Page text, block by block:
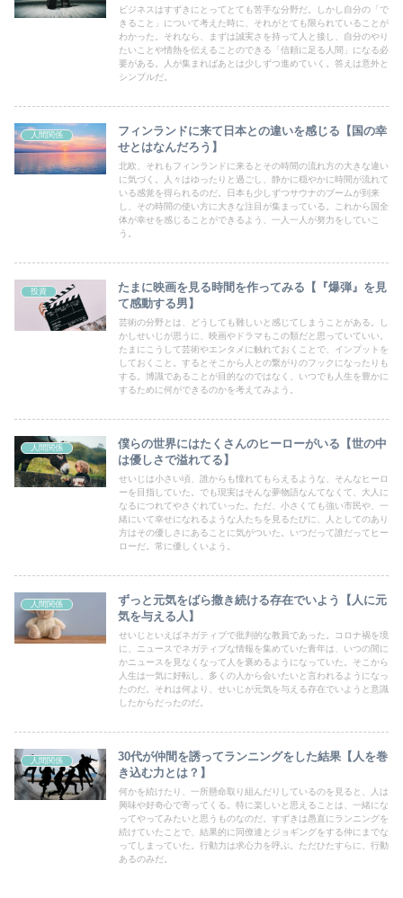
ビジネスはすずきにとってとても苦手な分野だ。しかし自分の「で
きること」について考えた時に、それがとても限られていることが
わかった。それなら、まずは誠実さを持って人と接し、自分のやり
たいことや情熱を伝えることのできる「信頼に足る人間」になる必
要がある。人が集まればあとは少しずつ進めていく。答えは意外と
シンプルだ。
人間関係
フィンランドに来て日本との違いを感じる【国の幸
せとはなんだろう】
北欧、それもフィンランドに来るとその時間の流れ方の大きな違い
に気づく。人々はゆったりと過ごし、静かに穏やかに時間が流れて
いる感覚を得られるのだ。日本も少しずつサウナのブームが到来
し、その時間の使い方に大きな注目が集まっている。これから国全
体が幸せを感じることができるよう、一人一人が努力をしていこ
う。
投資
たまに映画を見る時間を作ってみる【『爆弾』を見
て感動する男】
芸術の分野とは、どうしても難しいと感じてしまうことがある。し
かしせいじが思うに、映画やドラマもこの類だと思っていていい。
たまにこうして芸術やエンタメに触れておくことで、インプットを
しておくこと。するとそこから人との繋がりのフックになったりも
する。博識であることが目的なのではなく、いつでも人生を豊かに
するために何ができるのかを考えてみよう。
人間関係
僕らの世界にはたくさんのヒーローがいる【世の中
は優しさで溢れてる】
せいじは小さい頃、誰からも憧れてもらえるような、そんなヒーロ
ーを目指していた。でも現実はそんな夢物語なんてなくて、大人に
なるにつれてやさぐれていった。ただ、小さくても強い市民や、一
緒にいて幸せになれるような人たちを見るたびに、人としてのあり
方はその優しさにあることに気がついた。いつだって誰だってヒー
ローだ。常に優しくいよう。
人間関係
ずっと元気をばら撒き続ける存在でいよう【人に元
気を与える人】
せいじといえばネガティブで批判的な教員であった。コロナ禍を境
に、ニュースでネガティブな情報を集めていた青年は、いつの間に
かニュースを見なくなって人を褒めるようになっていた。そこから
人生は一気に好転し、多くの人から会いたいと言われるようになっ
たのだ。それは何より、せいじが元気を与える存在でいようと意識
したからだったのだ。
人間関係
30代が仲間を誘ってランニングをした結果【人を巻
き込む力とは？】
何かを続けたり、一所懸命取り組んだりしているのを見ると、人は
興味や好奇心で寄ってくる。特に楽しいと思えることは、一緒にな
ってやってみたいと思うものなのだ。すずきは愚直にランニングを
続けていたことで、結果的に同僚達とジョギングをする仲にまでな
ってしまっていた。行動力は求心力を呼ぶ。ただひたすらに、行動
あるのみだ。